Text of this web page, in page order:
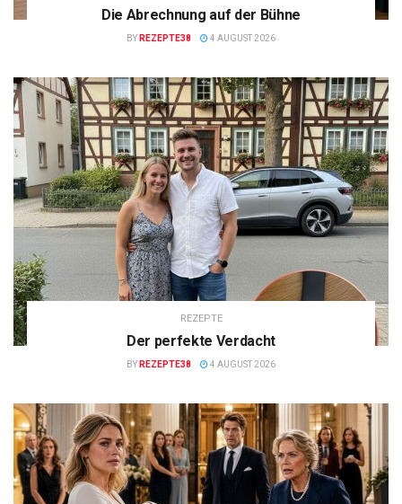
Die Abrechnung auf der Bühne
BY REZEPTE38 4 AUGUST 2026
REZEPTE
Der perfekte Verdacht
BY REZEPTE38 4 AUGUST 2026